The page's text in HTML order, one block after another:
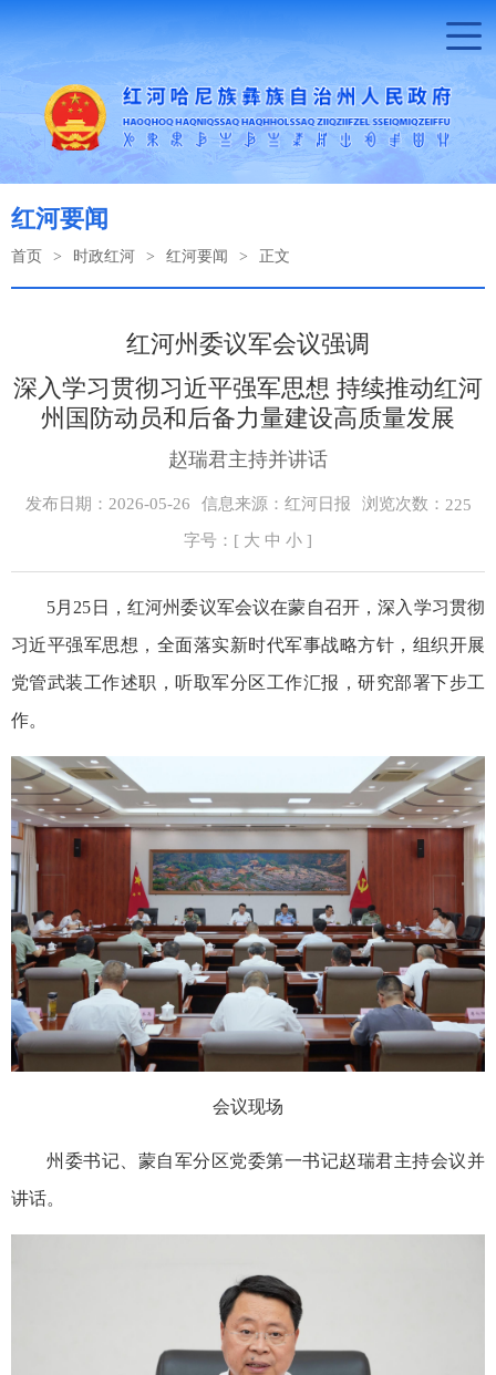
红河要闻
首页 > 时政红河 > 红河要闻 > 正文
红河州委议军会议强调
深入学习贯彻习近平强军思想 持续推动红河
州国防动员和后备力量建设高质量发展
赵瑞君主持并讲话
发布日期：2026-05-26 信息来源：红河日报 浏览次数： 225
字号：[ 大 中 小 ]
5月25日，红河州委议军会议在蒙自召开，深入学习贯彻
习近平强军思想，全面落实新时代军事战略方针，组织开展
党管武装工作述职，听取军分区工作汇报，研究部署下步工
作。
会议现场
州委书记、蒙自军分区党委第一书记赵瑞君主持会议并
讲话。